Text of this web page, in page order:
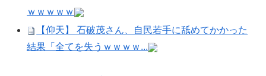
ｗｗｗｗｗ
【仰天】 石破茂さん、自民若手に舐めてかかった
結果「全てを失うｗｗｗｗ...